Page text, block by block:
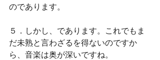
のであります。
５．しかし、であります。これでもま
だ未熟と言わざるを得ないのですか
ら、音楽は奥が深いですね。